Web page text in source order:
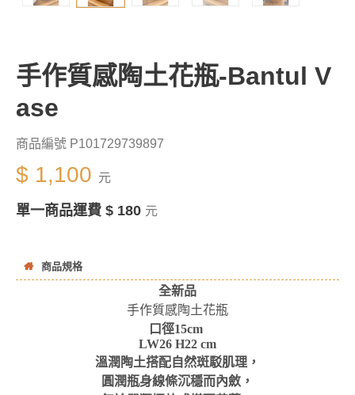
手作質感陶土花瓶-Bantul V
ase
商品編號 P101729739897
$ 1,100 元
單一商品運費 $ 180 元
商品規格
全新品
手作質感陶土花瓶
口徑15cm
LW26 H22 cm
溫潤陶土搭配自然斑駁肌理，
圓潤瓶身線條沉穩而內斂，